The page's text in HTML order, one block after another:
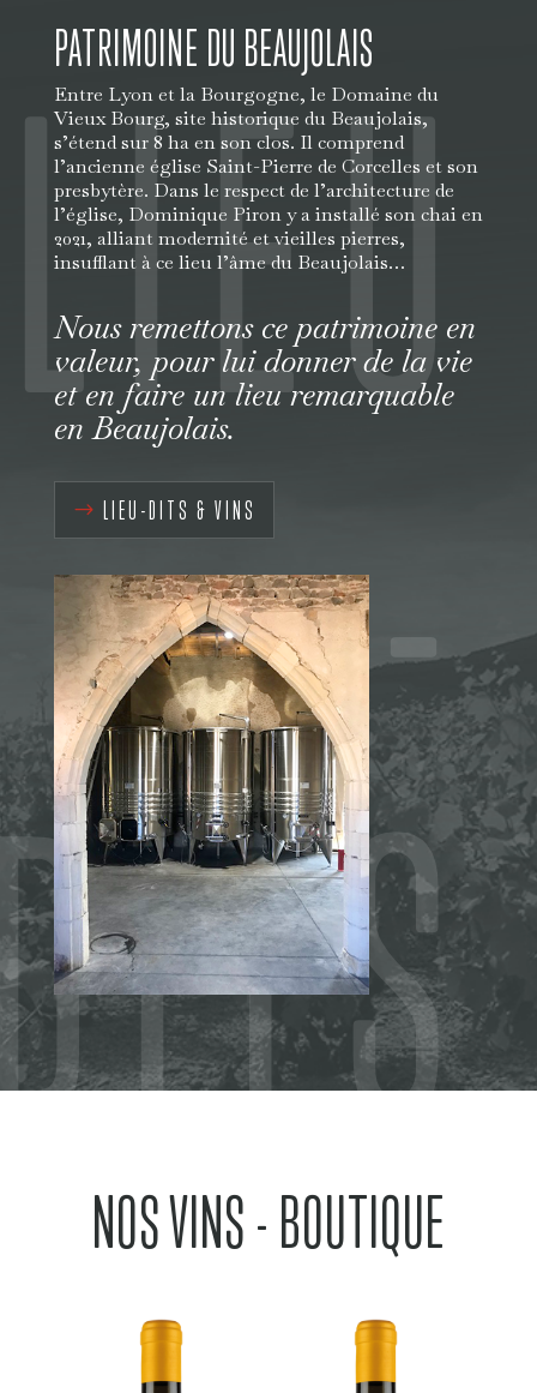
PATRIMOINE DU BEAUJOLAIS
Entre Lyon et la Bourgogne, le Domaine du
Vieux Bourg, site historique du Beaujolais,
s’étend sur 8 ha en son clos. Il comprend
l’ancienne église Saint-Pierre de Corcelles et son
presbytère. Dans le respect de l’architecture de
l’église, Dominique Piron y a installé son chai en
2021, alliant modernité et vieilles pierres,
insufflant à ce lieu l’âme du Beaujolais…
Nous remettons ce patrimoine en
valeur, pour lui donner de la vie
et en faire un lieu remarquable
en Beaujolais.
LIEU-DITS & VINS
LIEU
-
NOS VINS - BOUTIQUE